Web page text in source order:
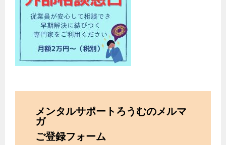
メンタルサポートろうむのメルマ
ガ
ご登録フォーム